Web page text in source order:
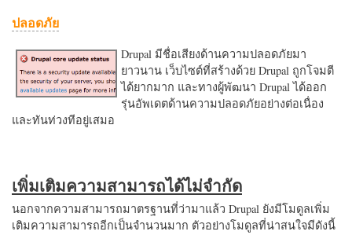
ปลอดภัย
Drupal มีชื่อเสียงด้านความปลอดภัยมา
ยาวนาน เว็บไซต์ที่สร้างด้วย Drupal ถูกโจมตี
ได้ยากมาก และทางผู้พัฒนา Drupal ได้ออก
รุ่นอัพเดตด้านความปลอดภัยอย่างต่อเนื่อง
และทันท่วงทีอยู่เสมอ
เพิ่มเติมความสามารถได้ไม่จำกัด
นอกจากความสามารถมาตรฐานที่ว่ามาแล้ว Drupal ยังมีโมดูลเพิ่ม
เติมความสามารถอีกเป็นจำนวนมาก ตัวอย่างโมดูลที่น่าสนใจมีดังนี้